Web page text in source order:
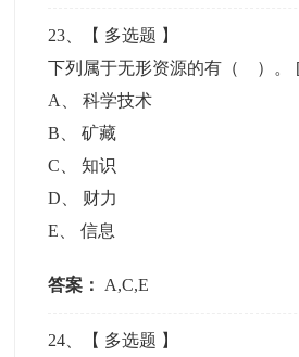
23 、【 多选题 】
下列属于无形资源的有（ ）。
A
、科学技术
B 、矿藏
C 、知识
D
财力
E 、信息
答案： A,C,E
24 、【 多选题 】